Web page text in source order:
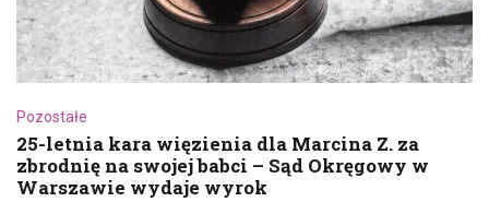
Pozostałe
25-letnia kara więzienia dla Marcina Z. za
zbrodnię na swojej babci – Sąd Okręgowy w
Warszawie wydaje wyrok